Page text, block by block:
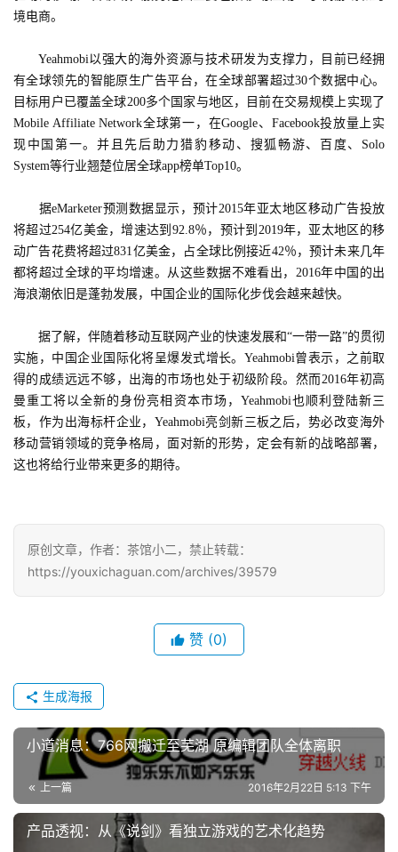
机
游
戏
休
戏
2
0
第
十
三
届
金
茶
7
月
日
游
茶
对
接
境电商。
Yeahmobi以强大的海外资源与技术研发为支撑力，目前已经拥
有全球领先的智能原生广告平台，在全球部署超过30个数据中心。
目标用户已覆盖全球200多个国家与地区，目前在交易规模上实现了
Mobile Affiliate Network全球第一，在Google、Facebook投放量上实
现中国第一。并且先后助力猎豹移动、搜狐畅游、百度、Solo
System等行业翘楚位居全球app榜单Top10。
据eMarketer预测数据显示，预计2015年亚太地区移动广告投放
将超过254亿美金，增速达到92.8％，预计到2019年，亚太地区的移
动广告花费将超过831亿美金，占全球比例接近42％，预计未来几年
都将超过全球的平均增速。从这些数据不难看出，2016年中国的出
海浪潮依旧是蓬勃发展，中国企业的国际化步伐会越来越快。
据了解，伴随着移动互联网产业的快速发展和“一带一路”的贯彻
实施，中国企业国际化将呈爆发式增长。Yeahmobi曾表示，之前取
得的成绩远远不够，出海的市场也处于初级阶段。然而2016年初高
曼重工将以全新的身份亮相资本市场，Yeahmobi也顺利登陆新三
板，作为出海标杆企业，Yeahmobi亮剑新三板之后，势必改变海外
移动营销领域的竞争格局，面对新的形势，定会有新的战略部署，
这也将给行业带来更多的期待。
原创文章，作者：茶馆小二，禁止转载：
https://youxichaguan.com/archives/39579
赞 (0)
生成海报
小道消息：766网搬迁至芜湖 原编辑团队全体离职
上一篇 2016年2月22日 5:13 下午
产品透视：从《说剑》看独立游戏的艺术化趋势